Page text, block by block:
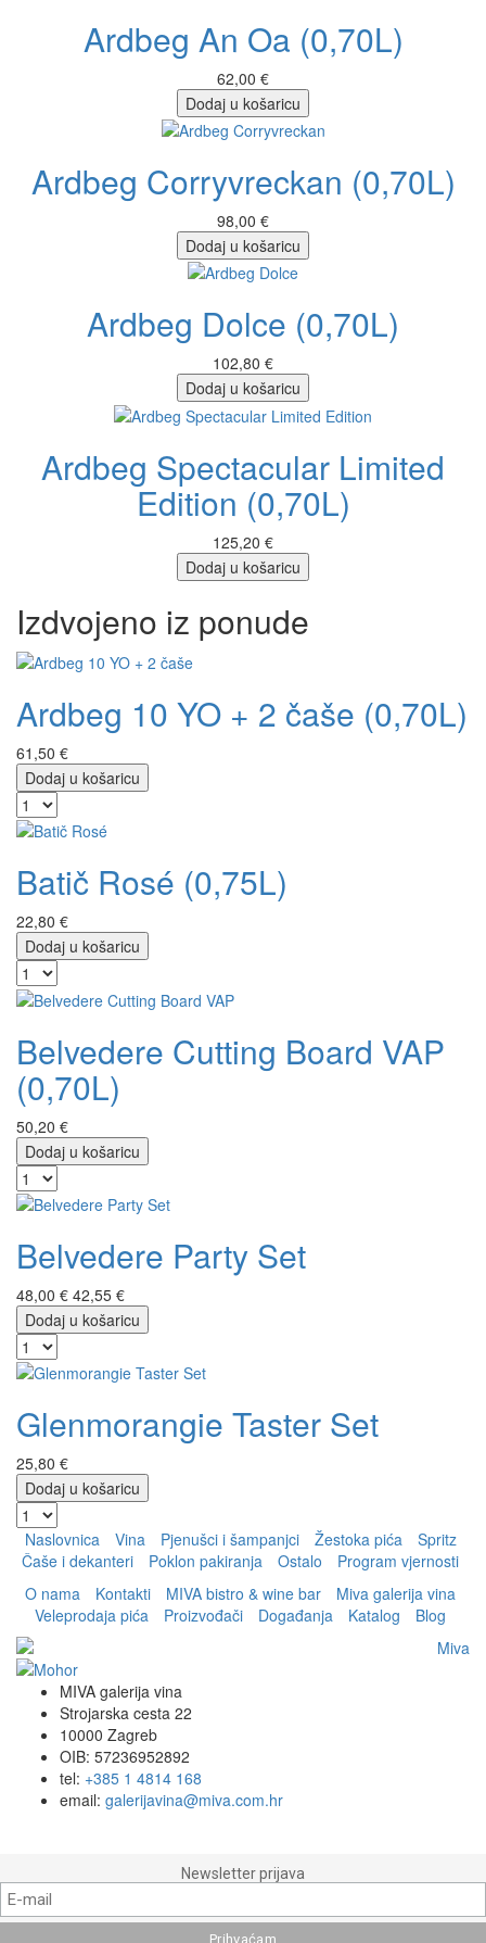
Ardbeg An Oa (0,70L)
62,00 €
Dodaj u košaricu
Ardbeg Corryvreckan (0,70L)
98,00 €
Dodaj u košaricu
Ardbeg Dolce (0,70L)
102,80 €
Dodaj u košaricu
Ardbeg Spectacular Limited
Edition (0,70L)
125,20 €
Dodaj u košaricu
Izdvojeno iz ponude
Ardbeg 10 YO + 2 čaše (0,70L)
61,50 €
Dodaj u košaricu
Batič Rosé (0,75L)
22,80 €
Dodaj u košaricu
Belvedere Cutting Board VAP
(0,70L)
50,20 €
Dodaj u košaricu
Belvedere Party Set
48,00 € 42,55 €
Dodaj u košaricu
Glenmorangie Taster Set
25,80 €
Dodaj u košaricu
Naslovnica Vina Pjenušci i šampanjci Žestoka pića
Spritz
Čaše i dekanteri
Poklon pakiranja Ostalo
Program vjernosti
O nama
Kontakti MIVA bistro & wine bar
Miva galerija vina
Veleprodaja pića
Proizvođači Događanja Katalog Blog
MIVA galerija vina
Strojarska cesta 22
10000 Zagreb
OIB: 57236952892
tel: +385 1 4814 168
email: galerijavina@miva.com.hr
Newsletter prijava